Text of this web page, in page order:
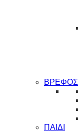
ΒΡΕΦΟΣ
ΠΑΙΔΙ